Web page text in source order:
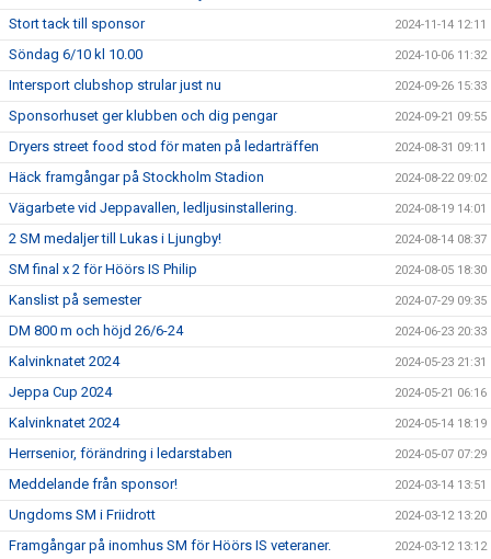
Stort tack till sponsor 2024-11-14 12:11
Söndag 6/10 kl 10.00 2024-10-06 11:32
Intersport clubshop strular just nu 2024-09-26 15:33
Sponsorhuset ger klubben och dig pengar 2024-09-21 09:55
Dryers street food stod för maten på ledarträffen 2024-08-31 09:11
Häck framgångar på Stockholm Stadion 2024-08-22 09:02
Vägarbete vid Jeppavallen, ledljusinstallering. 2024-08-19 14:01
2 SM medaljer till Lukas i Ljungby! 2024-08-14 08:37
SM final x 2 för Höörs IS Philip 2024-08-05 18:30
Kanslist på semester 2024-07-29 09:35
DM 800 m och höjd 26/6-24 2024-06-23 20:33
Kalvinknatet 2024 2024-05-23 21:31
Jeppa Cup 2024 2024-05-21 06:16
Kalvinknatet 2024 2024-05-14 18:19
Herrsenior, förändring i ledarstaben 2024-05-07 07:29
Meddelande från sponsor! 2024-03-14 13:51
Ungdoms SM i Friidrott 2024-03-12 13:20
Framgångar på inomhus SM för Höörs IS veteraner. 2024-03-12 13:12